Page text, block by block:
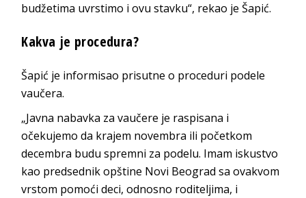
budžetima uvrstimo i ovu stavku“, rekao je Šapić.
Kakva je procedura?
Šapić je informisao prisutne o proceduri podele
vaučera.
„Javna nabavka za vaučere je raspisana i
očekujemo da krajem novembra ili početkom
decembra budu spremni za podelu. Imam iskustvo
kao predsednik opštine Novi Beograd sa ovakvom
vrstom pomoći deci, odnosno roditeljima, i